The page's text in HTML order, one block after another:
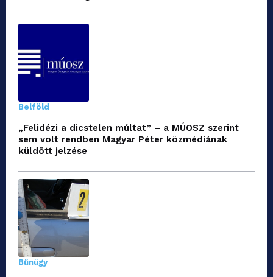
Belföld
„Felidézi a dicstelen múltat” – a MÚOSZ szerint
sem volt rendben Magyar Péter közmédiának
küldött jelzése
Bűnügy